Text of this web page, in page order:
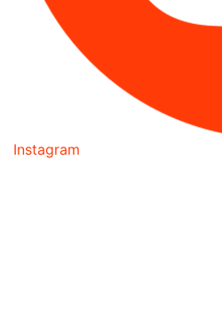
Instagram